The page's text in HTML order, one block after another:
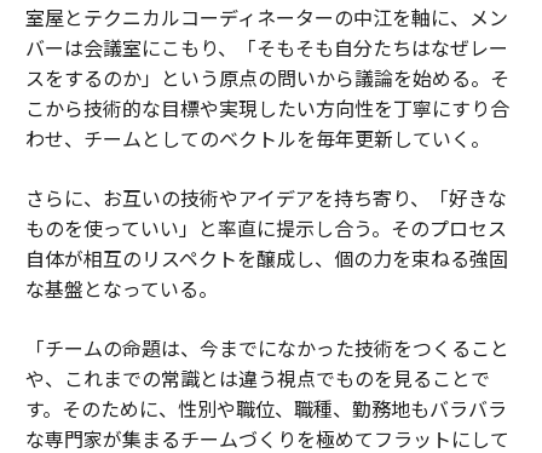
室屋とテクニカルコーディネーターの中江を軸に、メン
バーは会議室にこもり、「そもそも自分たちはなぜレー
スをするのか」という原点の問いから議論を始める。そ
こから技術的な目標や実現したい方向性を丁寧にすり合
わせ、チームとしてのベクトルを毎年更新していく。
さらに、お互いの技術やアイデアを持ち寄り、「好きな
ものを使っていい」と率直に提示し合う。そのプロセス
自体が相互のリスペクトを醸成し、個の力を束ねる強固
な基盤となっている。
「チームの命題は、今までになかった技術をつくること
や、これまでの常識とは違う視点でものを見ることで
す。そのために、性別や職位、職種、勤務地もバラバラ
な専門家が集まるチームづくりを極めてフラットにして